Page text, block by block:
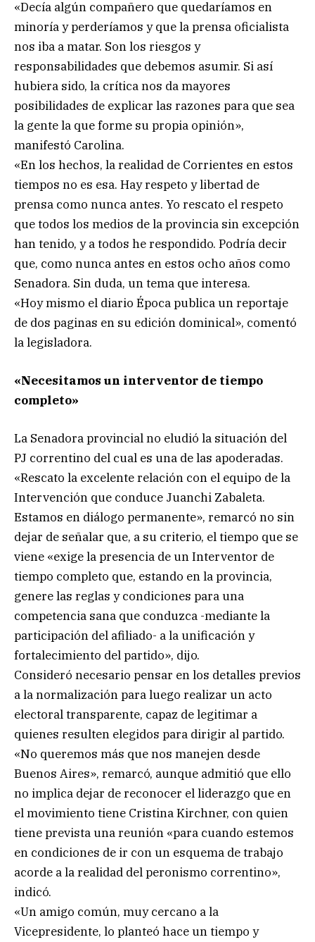
«Decía algún compañero que quedaríamos en
minoría y perderíamos y que la prensa oficialista
nos iba a matar. Son los riesgos y
responsabilidades que debemos asumir. Si así
hubiera sido, la crítica nos da mayores
posibilidades de explicar las razones para que sea
la gente la que forme su propia opinión»,
manifestó Carolina.
«En los hechos, la realidad de Corrientes en estos
tiempos no es esa. Hay respeto y libertad de
prensa como nunca antes. Yo rescato el respeto
que todos los medios de la provincia sin excepción
han tenido, y a todos he respondido. Podría decir
que, como nunca antes en estos ocho años como
Senadora. Sin duda, un tema que interesa.
«Hoy mismo el diario Época publica un reportaje
de dos paginas en su edición dominical», comentó
la legisladora.
«Necesitamos un interventor de tiempo
completo»
La Senadora provincial no eludió la situación del
PJ correntino del cual es una de las apoderadas.
«Rescato la excelente relación con el equipo de la
Intervención que conduce Juanchi Zabaleta.
Estamos en diálogo permanente», remarcó no sin
dejar de señalar que, a su criterio, el tiempo que se
viene «exige la presencia de un Interventor de
tiempo completo que, estando en la provincia,
genere las reglas y condiciones para una
competencia sana que conduzca -mediante la
participación del afiliado- a la unificación y
fortalecimiento del partido», dijo.
Consideró necesario pensar en los detalles previos
a la normalización para luego realizar un acto
electoral transparente, capaz de legitimar a
quienes resulten elegidos para dirigir al partido.
«No queremos más que nos manejen desde
Buenos Aires», remarcó, aunque admitió que ello
no implica dejar de reconocer el liderazgo que en
el movimiento tiene Cristina Kirchner, con quien
tiene prevista una reunión «para cuando estemos
en condiciones de ir con un esquema de trabajo
acorde a la realidad del peronismo correntino»,
indicó.
«Un amigo común, muy cercano a la
Vicepresidente, lo planteó hace un tiempo y